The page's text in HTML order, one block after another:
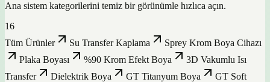
Ana sistem kategorilerini temiz bir görünümle hızlıca açın.
16
Tüm Ürünler
Su Transfer Kaplama
Sprey Krom Boya Cihazı
Plaka Boyası
%90 Krom Efekt Boya
3D Vakumlu Isı
Transfer
Dielektrik Boya GT Titanyum Boya
GT Soft